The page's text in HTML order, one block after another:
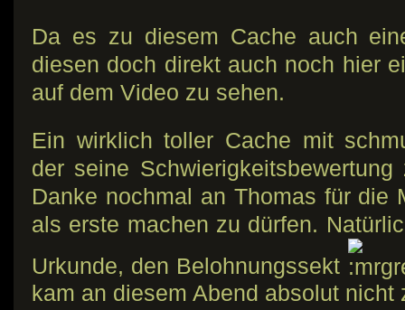
Da es zu diesem Cache auch
diesen doch direkt auch noch hier
auf dem Video zu sehen.
Ein wirklich toller Cache mit
der seine
Danke nochmal an Thomas für die
als erste machen zu dürfen.
Urkunde, den Belohnungssekt
kam an diesem Abend absolut nicht